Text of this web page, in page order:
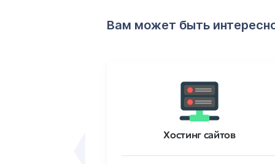
Вам может быть
Хостинг сайтов